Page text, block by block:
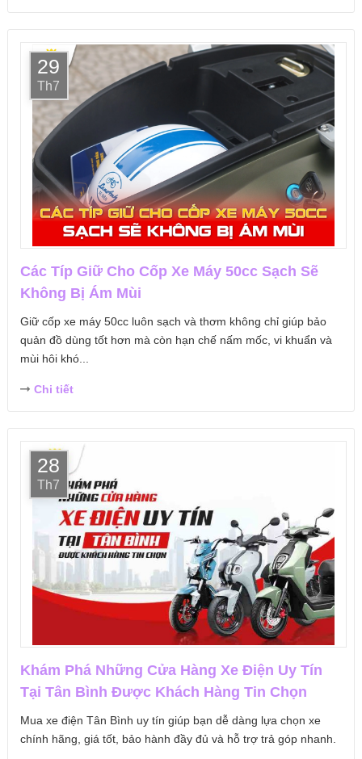
29
Th7
Các Típ Giữ Cho Cốp Xe Máy 50cc Sạch Sẽ
Không Bị Ám Mùi
Giữ cốp xe máy 50cc luôn sạch và thơm không chỉ giúp bảo
quản đồ dùng tốt hơn mà còn hạn chế nấm mốc, vi khuẩn và
mùi hôi khó...
Chi tiết
28
Th7
Khám Phá Những Cửa Hàng Xe Điện Uy Tín
Tại Tân Bình Được Khách Hàng Tin Chọn
Mua xe điện Tân Bình uy tín giúp bạn dễ dàng lựa chọn xe
chính hãng, giá tốt, bảo hành đầy đủ và hỗ trợ trả góp nhanh.